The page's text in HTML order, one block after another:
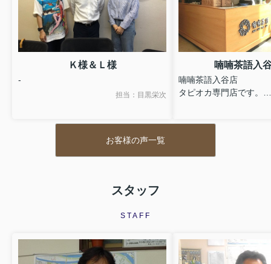
Ｋ様＆Ｌ様
-
担当：目黒栄次
喃喃茶語入
喃喃茶語入谷店
タピオカ専門店です。
さんには大変お世話に
お客様の声一覧
スタッフ
STAFF